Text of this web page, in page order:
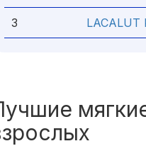
3 LACALUT